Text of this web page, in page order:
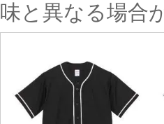
味と異なる場合